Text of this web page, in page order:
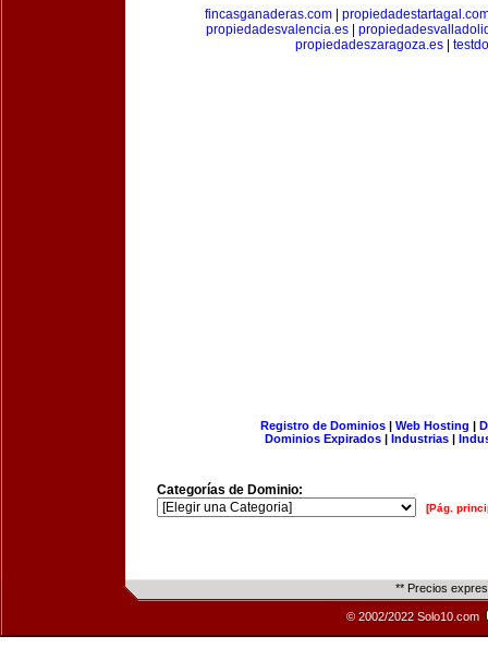
fincasganaderas.com|
propiedadesvalencia.es|
propiedadeszaragoza.es|
Registro de Dominios| Web Hosting |
Dominios Expirados | Industrias |
Categorías de Dominio:
[Pág.
** Precios
© 2002/2022 Solo10.com